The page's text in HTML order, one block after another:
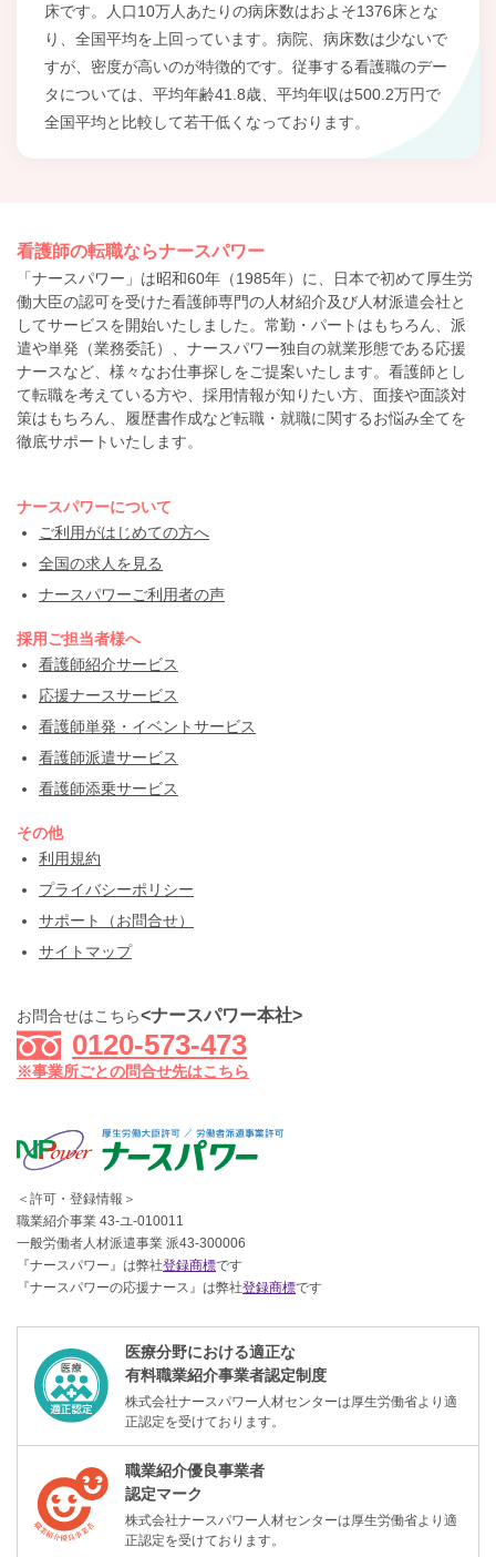
床です。人口10万人あたりの病床数はおよそ1376床とな
り、全国平均を上回っています。病院、病床数は少ないで
すが、密度が高いのが特徴的です。従事する看護職のデー
タについては、平均年齢41.8歳、平均年収は500.2万円で
全国平均と比較して若干低くなっております。
看護師の転職ならナースパワー
「ナースパワー」は昭和60年（1985年）に、日本で初めて厚生労
働大臣の認可を受けた看護師専門の人材紹介及び人材派遣会社と
してサービスを開始いたしました。常勤・パートはもちろん、派
遣や単発（業務委託）、ナースパワー独自の就業形態である応援
ナースなど、様々なお仕事探しをご提案いたします。看護師とし
て転職を考えている方や、採用情報が知りたい方、面接や面談対
策はもちろん、履歴書作成など転職・就職に関するお悩み全てを
徹底サポートいたします。
ナースパワーについて
ご利用がはじめての方へ
全国の求人を見る
ナースパワーご利用者の声
採用ご担当者様へ
看護師紹介サービス
応援ナースサービス
看護師単発・イベントサービス
看護師派遣サービス
看護師添乗サービス
その他
利用規約
プライバシーポリシー
サポート（お問合せ）
サイトマップ
お問合せはこちら<ナースパワー本社>
0120-573-473
※事業所ごとの問合せ先はこちら
＜許可・登録情報＞
職業紹介事業 43-ユ-010011
一般労働者人材派遣事業 派43-300006
『ナースパワー』は弊社登録商標です
『ナースパワーの応援ナース』は弊社登録商標です
医療分野における適正な
有料職業紹介事業者認定制度
株式会社ナースパワー人材センターは厚生労働省より適
正認定を受けております。
職業紹介優良事業者
認定マーク
株式会社ナースパワー人材センターは厚生労働省より適
正認定を受けております。